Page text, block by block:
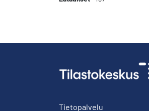
Tietopalvelu